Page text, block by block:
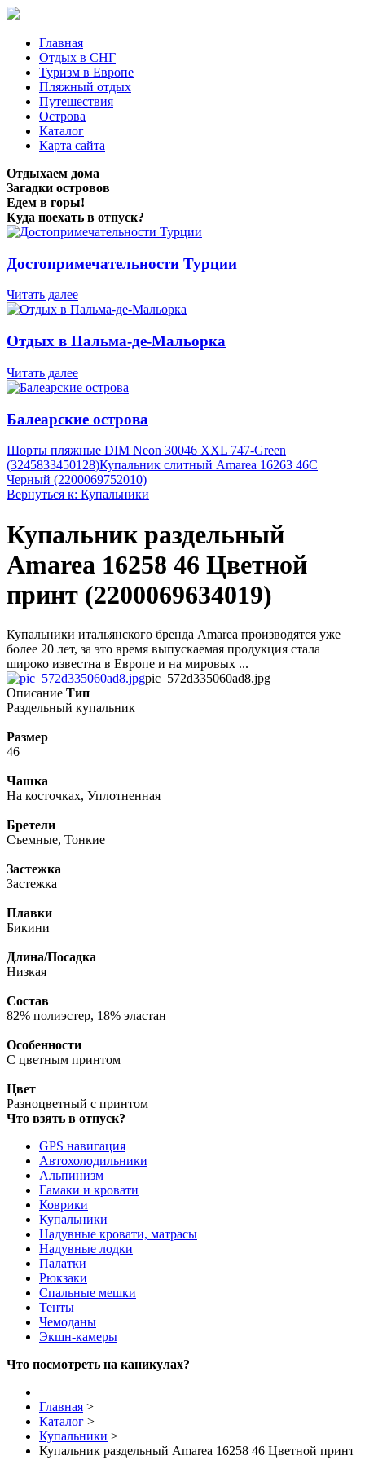
Главная
Отдых в СНГ
Туризм в Европе
Пляжный отдых
Путешествия
Острова
Каталог
Карта сайта
Отдыхаем дома
Загадки островов
Едем в горы!
Куда поехать в отпуск?
Достопримечательности Турции
Читать далее
Отдых в Пальма-де-Мальорка
Читать далее
Балеарские острова
Шорты пляжные DIM Neon 30046 XXL 747-Green
(3245833450128)Купальник слитный Amarea 16263 46C
Черный (2200069752010)
Вернуться к: Купальники
Купальник раздельный
Amarea 16258 46 Цветной
принт (2200069634019)
Купальники итальянского бренда Amarea производятся уже
более 20 лет, за это время выпускаемая продукция стала
широко известна в Европе и на мировых ...
pic_572d335060ad8.jpg
Описание Тип
Раздельный купальник
Размер
46
Чашка
На косточках, Уплотненная
Бретели
Съемные, Тонкие
Застежка
Застежка
Плавки
Бикини
Длина/Посадка
Низкая
Состав
82% полиэстер, 18% эластан
Особенности
С цветным принтом
Цвет
Разноцветный с принтом
Что взять в отпуск?
GPS навигация
Автохолодильники
Альпинизм
Гамаки и кровати
Коврики
Купальники
Надувные кровати, матрасы
Надувные лодки
Палатки
Рюкзаки
Спальные мешки
Тенты
Чемоданы
Экшн-камеры
Что посмотреть на каникулах?
Главная >
Каталог >
Купальники >
Купальник раздельный Amarea 16258 46 Цветной принт